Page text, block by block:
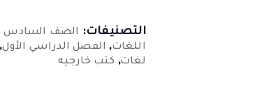
التصنيفات: الصف السادس
اللغات, الفصل الدراسي الأول,
لغات, كتب خارجيه